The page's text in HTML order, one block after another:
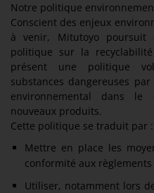
Notre politique
Conscient des enjeux
à venir, Mitutoyo poursuit
politique sur la
présent une politique
substances dangereuses
environnemental dans le
nouveaux produits.
Cette politique se traduit par :
Mettre en place les
conformité aux
Utiliser, notamment lors